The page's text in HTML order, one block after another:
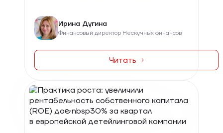
Ирина Дугина
Финансовый директор Нескучных финансов
Читать